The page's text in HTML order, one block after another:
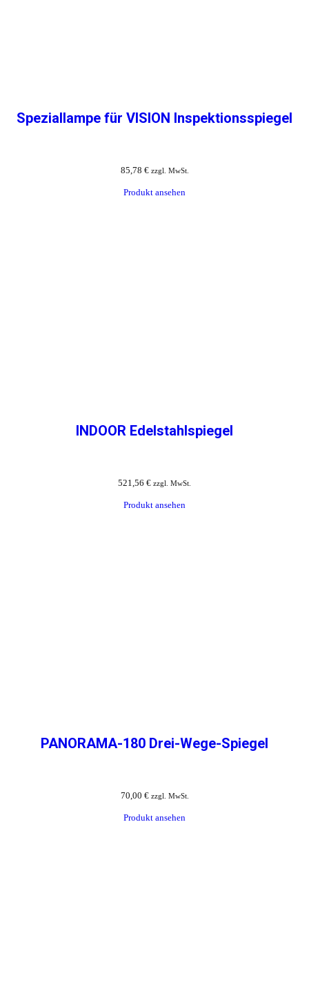
Speziallampe für VISION Inspektionsspiegel
85,78 € zzgl. MwSt.
Produkt ansehen
INDOOR Edelstahlspiegel
521,56 € zzgl. MwSt.
Produkt ansehen
PANORAMA-180 Drei-Wege-Spiegel
70,00 € zzgl. MwSt.
Produkt ansehen